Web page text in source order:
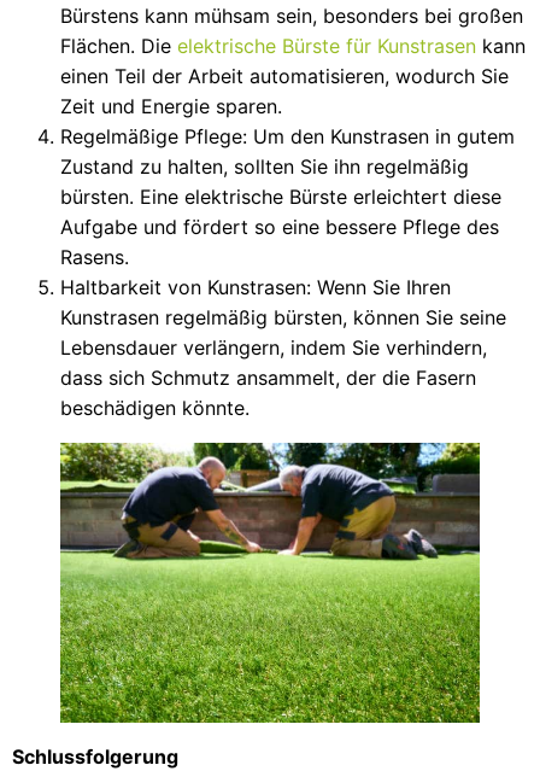
Bürstens kann mühsam sein, besonders bei großen
Flächen. Die elektrische Bürste für Kunstrasen kann
einen Teil der Arbeit automatisieren, wodurch Sie
Zeit und Energie sparen.
Regelmäßige Pflege: Um den Kunstrasen in gutem
Zustand zu halten, sollten Sie ihn regelmäßig
bürsten. Eine elektrische Bürste erleichtert diese
Aufgabe und fördert so eine bessere Pflege des
Rasens.
Haltbarkeit von Kunstrasen: Wenn Sie Ihren
Kunstrasen regelmäßig bürsten, können Sie seine
Lebensdauer verlängern, indem Sie verhindern,
dass sich Schmutz ansammelt, der die Fasern
beschädigen könnte.
Schlussfolgerung